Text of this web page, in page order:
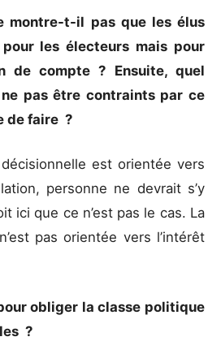
montre-t-il pas que les élus
les électeurs mais pour
de compte ? Ensuite, quel
pas être contraints par ce
de faire ?
est orientée vers
personne ne devrait s’y
ici que ce n’est pas le cas. La
pas orientée vers l’intérêt
obliger la classe politique
?